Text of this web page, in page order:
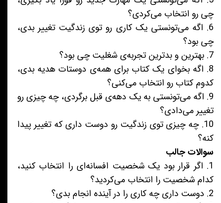
چی رو انتخاب می‌کردی؟
6. اگه می‌تونستی یک کاری رو توی زندگیت تغییر بدی،
چی بود؟
7. بهترین و بدترین تجربه‌ی شغلیت چی بود؟
8. اگه بخوای یک کتاب برای همه‌ی دوستات هدیه بدی،
کدوم کتاب رو انتخاب می‌کنی؟
9. اگه می‌تونستی به یک دهه‌ی قبل برگردی، چه چیزی رو
تغییر می‌دادی؟
10. چه چیزی توی زندگیت رو دوست داری که تغییر پیدا
کنه؟
سوالات جالب
1. اگر قرار بود یک شخصیت افسانه‌ای را انتخاب کنید،
کدام شخصیت را انتخاب می‌کردید؟
2. دوست داری چه کاری را در آینده انجام بدی؟